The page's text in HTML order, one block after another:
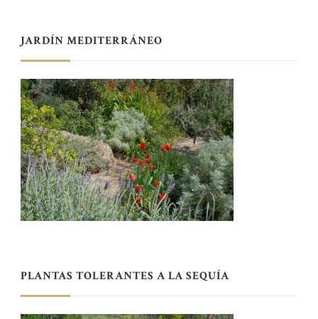
JARDÍN MEDITERRÁNEO
PLANTAS TOLERANTES A LA SEQUÍA